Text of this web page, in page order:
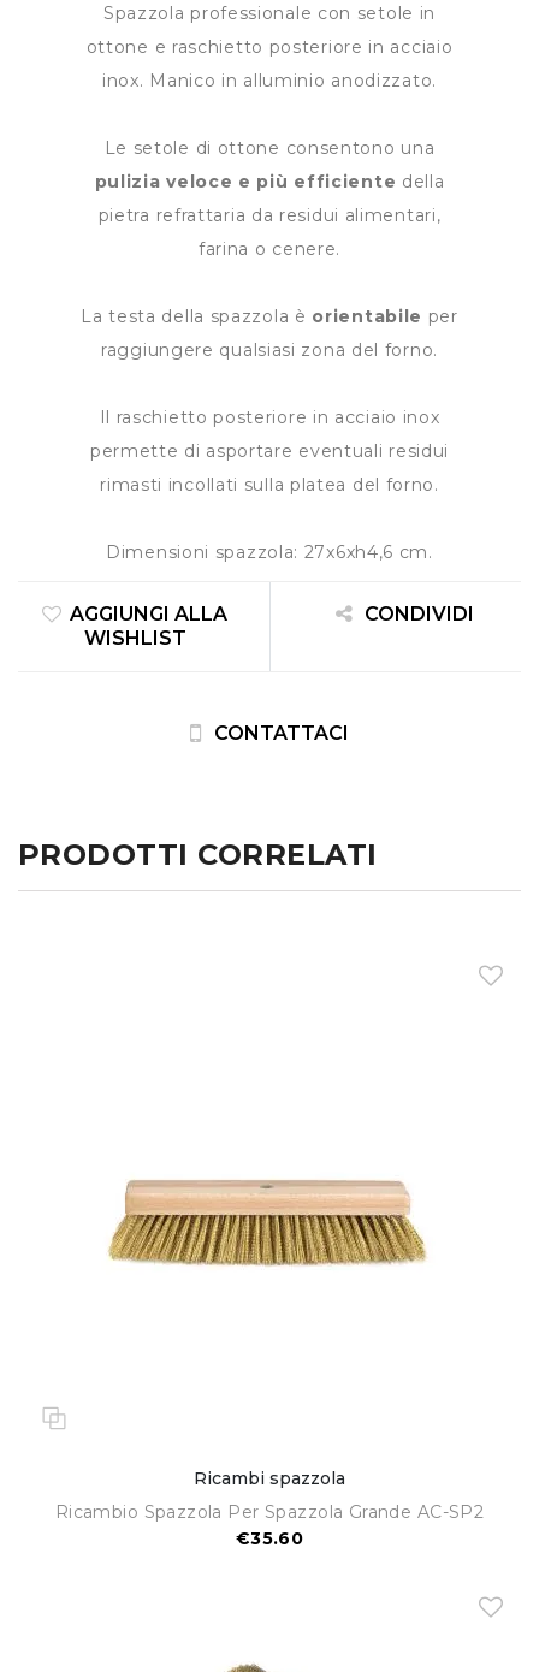
Spazzola professionale con setole in
ottone e raschietto posteriore in acciaio
inox. Manico in alluminio anodizzato.
Le setole di ottone consentono una
pulizia veloce e più efficiente della
pietra refrattaria da residui alimentari,
farina o cenere.
La testa della spazzola è orientabile per
raggiungere qualsiasi zona del forno.
Il raschietto posteriore in acciaio inox
permette di asportare eventuali residui
rimasti incollati sulla platea del forno.
Dimensioni spazzola: 27x6xh4,6 cm.
AGGIUNGI ALLA
WISHLIST
CONDIVIDI
CONTATTACI
PRODOTTI CORRELATI
Ricambi spazzola
Ricambio Spazzola Per Spazzola Grande AC-SP2
€35.60